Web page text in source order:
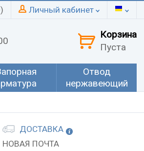
) Личный кабинет
Корзина
Пуста
Отвод
нержавеющий
ДОСТАВКА
НОВАЯ ПОЧТА